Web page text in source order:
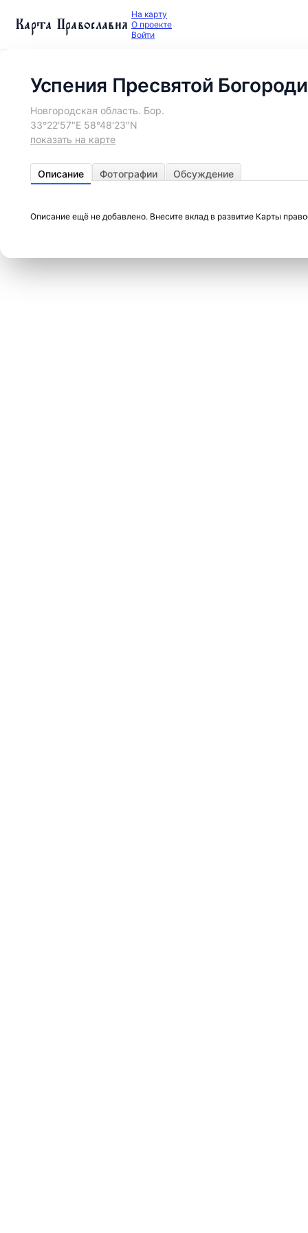
Карта Православия На карту
О проекте
Войти
Успения Пресвятой
Новгородская область. Бор.
33°22′57″E 58°48′23″N
показать на карте
Описание Фотографии Обсуждение
Описание ещё не добавлено. Внесите вклад в развитие Карты